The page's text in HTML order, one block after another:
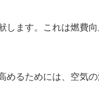
ます。これは燃費
めるためには、空気